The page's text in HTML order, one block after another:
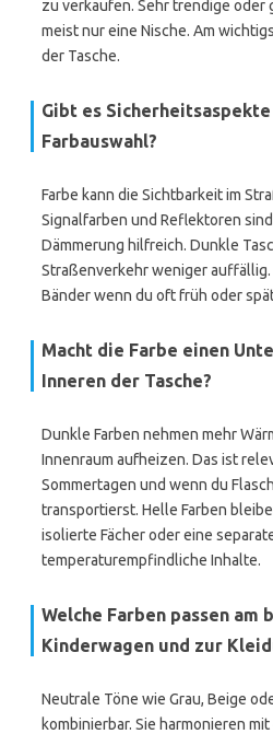
zu verkaufen. Sehr trendige oder
meist nur eine Nische. Am
der Tasche.
Gibt es
Farbauswahl?
Farbe kann die Sichtbarkeit im
Signalfarben und Reflektoren
Dämmerung hilfreich. Dunkle
Straßenverkehr weniger
Bänder wenn du oft früh oder
Macht die Farbe einen
Inneren der Tasche?
Dunkle Farben nehmen mehr
Innenraum aufheizen. Das ist
Sommertagen und wenn du
transportierst. Helle Farben
isolierte Fächer oder eine
temperaturempfindliche Inhalte.
Welche Farben passen am
Kinderwagen und zur
Neutrale Töne wie Grau, Beige
kombinierbar. Sie harmonieren